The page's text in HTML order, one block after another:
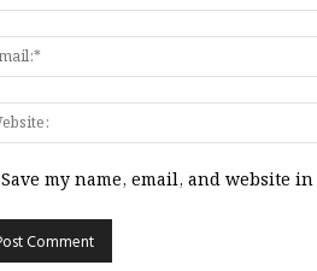
Save my name, email, and website